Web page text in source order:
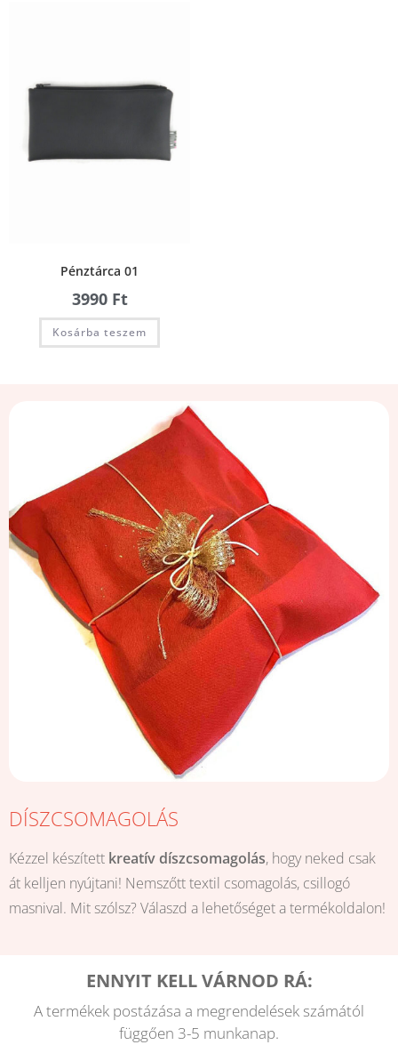
Pénztárca 01
3990 Ft
Kosárba teszem
DÍSZCSOMAGOLÁS
Kézzel készített kreatív díszcsomagolás, hogy neked csak
át kelljen nyújtani! Nemszőtt textil csomagolás, csillogó
masnival. Mit szólsz? Válaszd a lehetőséget a termékoldalon!
ENNYIT KELL VÁRNOD RÁ:
A termékek postázása a megrendelések számától
függően 3-5 munkanap.